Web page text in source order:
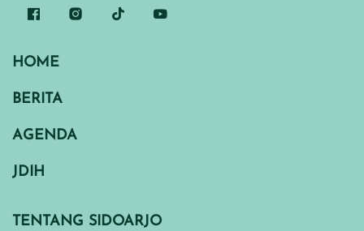
HOME
BERITA
AGENDA
JDIH
TENTANG SIDOARJO